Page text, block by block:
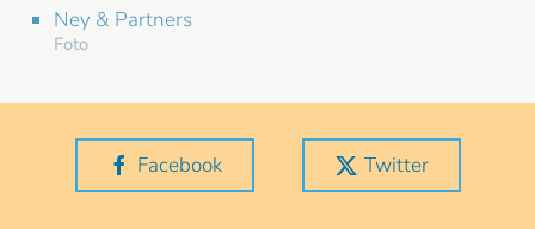
Ney & Partners
Foto
Facebook Twitter